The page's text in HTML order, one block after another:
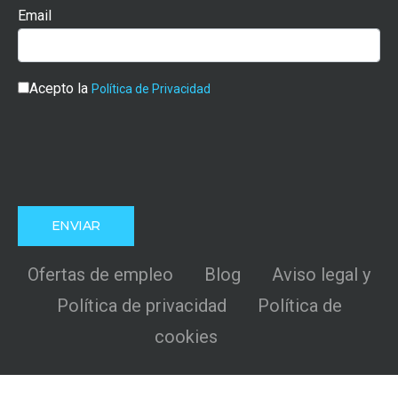
Email
Acepto la Política de Privacidad
Ofertas de empleo Blog
Aviso legal y
Política de privacidad
Política de
cookies